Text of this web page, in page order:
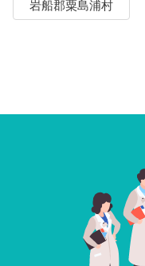
岩船郡粟島浦村